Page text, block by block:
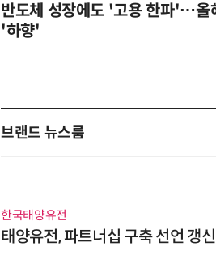
반도체 성장에도 '고용 한파'…올
'하향'
브랜드 뉴스룸
한국태양유전
태양유전, 파트너십 구축 선언 갱